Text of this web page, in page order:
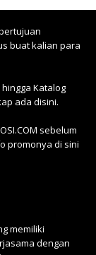
buat kalian para
Katalog
ada disini.
sebelum
promonya di sini
memiliki
dengan